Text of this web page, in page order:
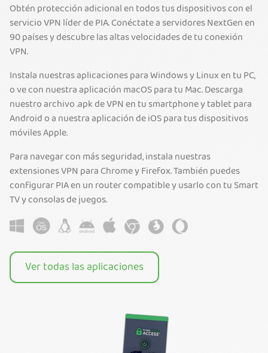
Obtén protección adicional en todos tus dispositivos con el
servicio VPN líder de PIA. Conéctate a servidores NextGen en
90 países y descubre las altas velocidades de tu conexión
VPN.
Instala nuestras aplicaciones para Windows y Linux en tu PC,
o ve con nuestra aplicación macOS para tu Mac. Descarga
nuestro archivo .apk de VPN en tu smartphone y tablet para
Android o a nuestra aplicación de iOS para tus dispositivos
móviles Apple.
Para navegar con más seguridad, instala nuestras
extensiones VPN para Chrome y Firefox. También puedes
configurar PIA en un router compatible y usarlo con tu Smart
TV y consolas de juegos.
Ver todas las aplicaciones